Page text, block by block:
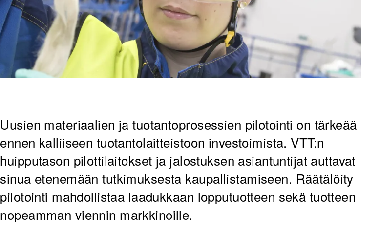
Uusien materiaalien ja tuotantoprosessien pilotointi on tärkeää
ennen kalliiseen tuotantolaitteistoon investoimista. VTT:n
huipputason pilottilaitokset ja jalostuksen asiantuntijat auttavat
sinua etenemään tutkimuksesta kaupallistamiseen. Räätälöity
pilotointi mahdollistaa laadukkaan lopputuotteen sekä tuotteen
nopeamman viennin markkinoille.